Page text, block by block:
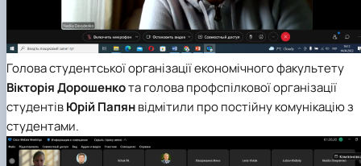
Голова студентської організації економічного факультету
Вікторія Дорошенкота голова профспілкової організації
студентівЮрій Папянвідмітили про постійну комунікацію з
студентами.